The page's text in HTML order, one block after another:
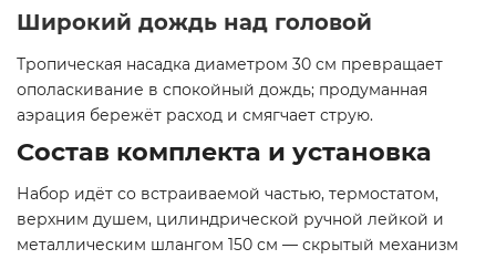
Широкий дождь над головой
Тропическая насадка диаметром 30 см превращает
ополаскивание в спокойный дождь; продуманная
аэрация бережёт расход и смягчает струю.
Состав комплекта и установка
Набор идёт со встраиваемой частью, термостатом,
верхним душем, цилиндрической ручной лейкой и
металлическим шлангом 150 см — скрытый механизм